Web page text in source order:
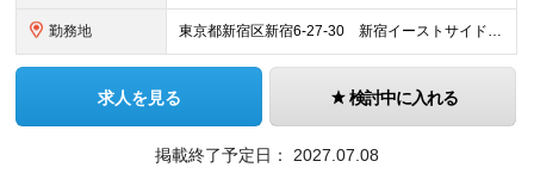
勤務地 東京都新宿区新宿6-27-30 新宿イーストサイドスクエアWest3階 (変更の範囲)上記を除く当社関連勤務地
求人を見る 検討中に入れる
掲載終了予定日： 2027.07.08